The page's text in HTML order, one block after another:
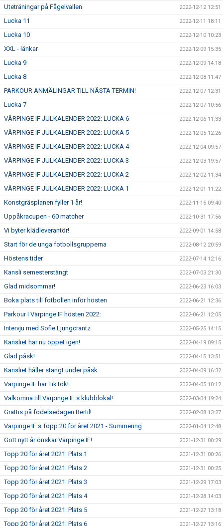
Uteträningar på Fågelvallen 2022-12-12 12:51
Lucka 11 2022-12-11 18:11
Lucka 10 2022-12-10 10:23
XXL - länkar 2022-12-09 15:35
Lucka 9 2022-12-09 14:18
Lucka 8 2022-12-08 11:47
PARKOUR ANMÄLINGAR TILL NÄSTA TERMIN! 2022-12-07 12:31
Lucka 7 2022-12-07 10:56
VÄRPINGE IF JULKALENDER 2022: LUCKA 6 2022-12-06 11:33
VÄRPINGE IF JULKALENDER 2022: LUCKA 5 2022-12-05 12:26
VÄRPINGE IF JULKALENDER 2022: LUCKA 4 2022-12-04 09:57
VÄRPINGE IF JULKALENDER 2022: LUCKA 3 2022-12-03 19:57
VÄRPINGE IF JULKALENDER 2022: LUCKA 2 2022-12-02 11:34
VÄRPINGE IF JULKALENDER 2022: LUCKA 1 2022-12-01 11:22
Konstgräsplanen fyller 1 år! 2022-11-15 09:40
Uppåkracupen - 60 matcher 2022-10-31 17:56
Vi byter klädleverantör! 2022-09-01 14:58
Start för de unga fotbollsgrupperna 2022-08-12 20:59
Höstens tider 2022-07-14 12:16
Kansli semesterstängt 2022-07-03 21:30
Glad midsommar! 2022-06-23 16:03
Boka plats till fotbollen inför hösten 2022-06-21 12:36
Parkour I Värpinge IF hösten 2022: 2022-06-21 12:05
Intervju med Sofie Ljungcrantz 2022-05-25 14:15
Kansliet har nu öppet igen! 2022-04-19 09:15
Glad påsk! 2022-04-15 13:51
Kansliet håller stängt under påsk 2022-04-09 16:32
Värpinge IF har TikTok! 2022-04-05 10:12
Välkomna till Värpinge IF:s klubblokal! 2022-03-04 19:24
Grattis på födelsedagen Bertil! 2022-02-08 13:27
Värpinge IF:s Topp 20 för året 2021 - Summering 2022-01-04 12:48
Gott nytt år önskar Värpinge IF! 2021-12-31 00:29
Topp 20 för året 2021: Plats 1 2021-12-31 00:26
Topp 20 för året 2021: Plats 2 2021-12-31 00:25
Topp 20 för året 2021: Plats 3 2021-12-29 17:03
Topp 20 för året 2021: Plats 4 2021-12-28 14:03
Topp 20 för året 2021: Plats 5 2021-12-27 13:18
Topp 20 för året 2021: Plats 6 2021-12-27 13:16